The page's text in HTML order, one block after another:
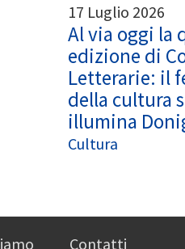
17 Luglio 2026
Al via oggi la
edizione di
Letterarie: il
della cultura
illumina
Cultura
Contatti